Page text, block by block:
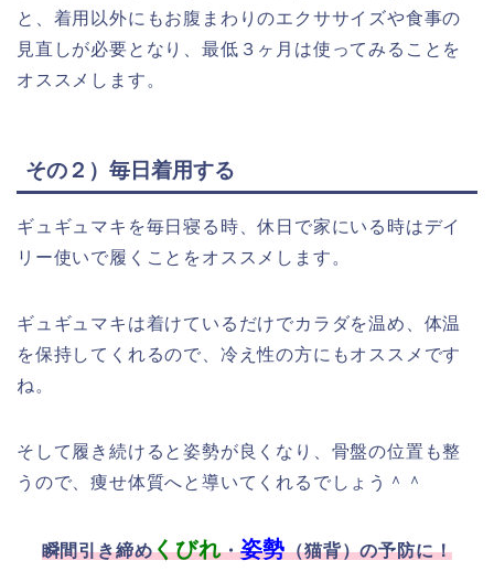
と、着用以外にもお腹まわりのエクササイズや食事の
見直しが必要となり、最低３ヶ月は使ってみることを
オススメします。
その２）毎日着用する
ギュギュマキを毎日寝る時、休日で家にいる時はデイ
リー使いで履くことをオススメします。
ギュギュマキは着けているだけでカラダを温め、体温
を保持してくれるので、冷え性の方にもオススメです
ね。
そして履き続けると姿勢が良くなり、骨盤の位置も整
うので、痩せ体質へと導いてくれるでしょう＾＾
瞬間引き締めくびれ・姿勢（猫背）の予防に！